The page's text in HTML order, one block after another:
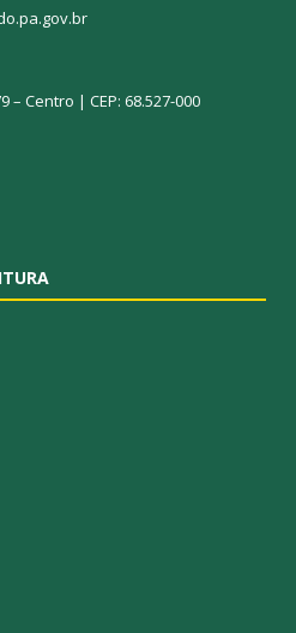
– Centro | CEP: 68.527-000